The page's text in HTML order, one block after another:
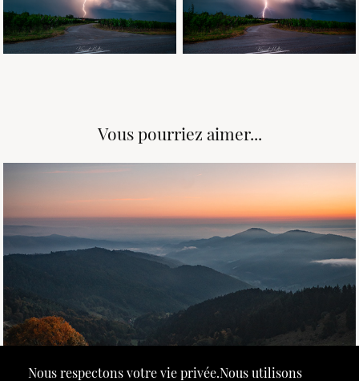
Vous pourriez aimer...
September, 2025
Mer de nuages au Petit Ballon 🌫️
Nous respectons votre vie privée.Nous utilisons